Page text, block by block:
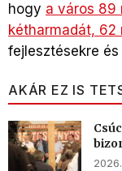
hogy a város 89
kétharmadát, 62
fejlesztésekre
AKÁR EZ IS